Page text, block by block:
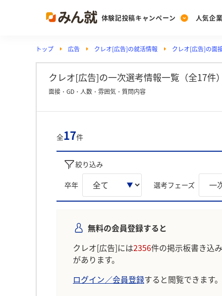
体験記投稿キャンペーン
Post
投稿する
人気企
Ranking
ランキングを見る
Vote
PickUp
注目の企業特集
トップ 広告 クレオ[広告]の就活情報 クレオ[広告]の面
クレオ[広告]の一次選考情報一覧（全17件
面接・GD・人数・雰囲気・質問内容
全17件
絞り込み
卒年 選考フェーズ
無料の会員登録すると
クレオ[広告]には2356件の掲示板書き込
があります。
ログイン／会員登録すると閲覧できます。